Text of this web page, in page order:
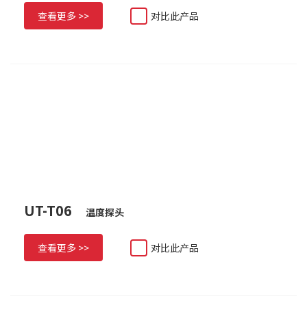
查看更多 >> 对比此产品
UT-T06 温度探头
查看更多 >> 对比此产品